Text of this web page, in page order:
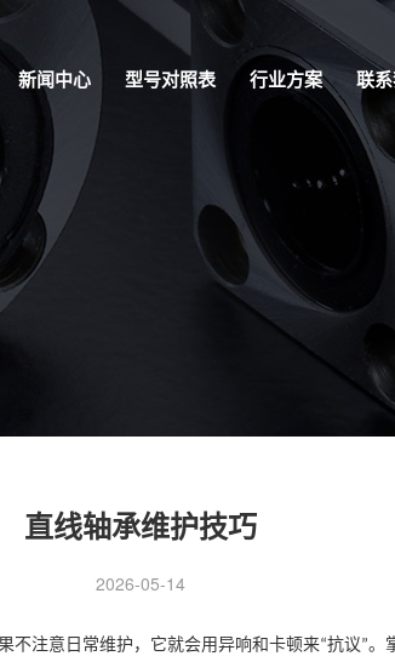
新闻中心 型号对照表 行业方案 联
直线轴承维护技巧
2026-05-14
不注意日常维护，它就会用异响和卡顿来“抗议”。